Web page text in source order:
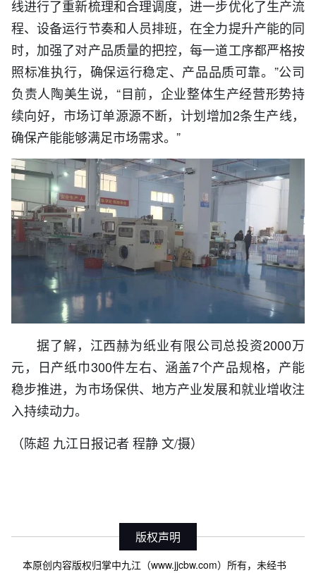
线进行了重新梳理和合理调度，进一步优化了生产流
程、设备运行节奏和人员排班，在全力提升产能的同
时，加强了对产品质量的把控，每一道工序都严格按
照标准执行，确保运行稳定、产品品质可靠。”公司
负责人陶美生说，“目前，企业整体生产经营形势持
续向好，市场订单源源不断，计划增加2条生产线，
确保产能能够满足市场需求。”
据了解，江西赫为纸业有限公司总投资2000万
元，日产纸巾300件左右、涵盖7个产品规格，产能
稳步推进，为市场保供、地方产业发展和就业增收注
入持续动力。
（陈超 九江日报记者 程静 文/摄）
版权声明
本原创内容版权归掌中九江（www.jjcbw.com）所有，未经书